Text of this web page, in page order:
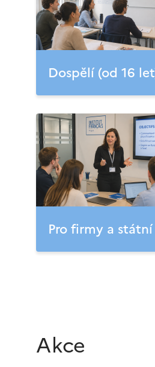
Dospělí (od 16
Pro firmy a
Akce